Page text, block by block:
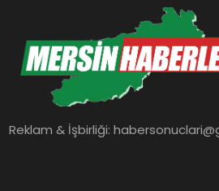
Reklam & İşbirliği: